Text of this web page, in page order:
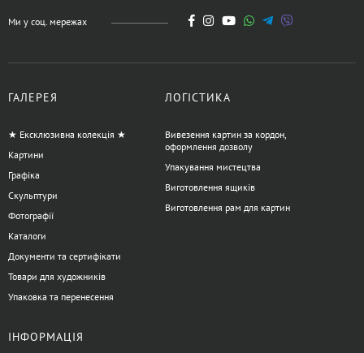
Ми у соц. мережах
ГАЛЕРЕЯ
★ Ексклюзивна колекція ★
Картини
Графіка
Скульптури
Фотографії
Каталоги
Документи та сертифікати
Товари для художників
Упаковка та перенесення
ЛОГІСТИКА
Вивезення картин за кордон,
оформлення дозволу
Упакування мистецтва
Виготовлення ящиків
Виготовлення рам для картин
ІНФОРМАЦІЯ